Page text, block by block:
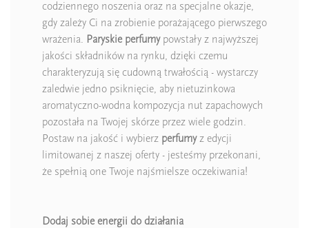
codziennego noszenia oraz na specjalne okazje,
gdy zależy Ci na zrobienie porażającego pierwszego
wrażenia.
Paryskie perfumypowstały z najwyższej
jakości składników na rynku, dzięki czemu
charakteryzują się cudowną trwałością - wystarczy
zaledwie jedno psiknięcie, aby nietuzinkowa
aromatyczno-wodna kompozycja nut zapachowych
pozostała na Twojej skórze przez wiele godzin.
Postaw na jakość i wybierz perfumyz edycji
limitowanej z naszej oferty - jesteśmy przekonani,
że spełnią one Twoje najśmielsze oczekiwania!
Dodaj sobie energii do działania